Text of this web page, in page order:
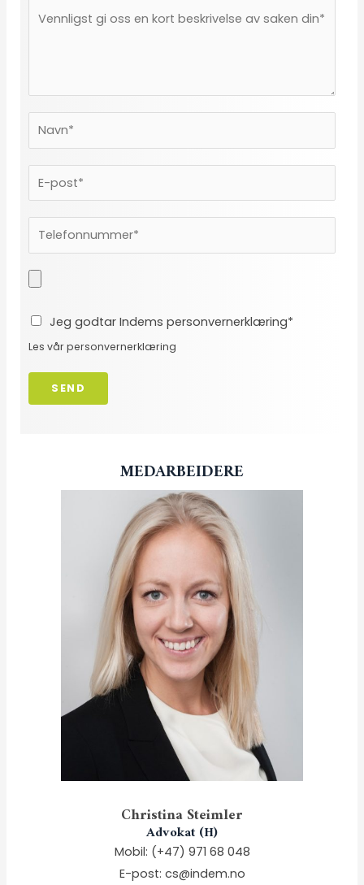
Jeg godtar Indems personvernerklæring*
Les vårpersonvernerklæring
SEND
MEDARBEIDERE
Christina Steimler
Advokat (H)
Mobil: (+47) 971 68 048
E-post: cs@indem.no